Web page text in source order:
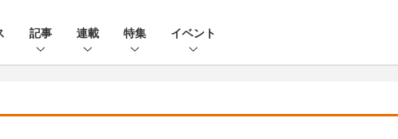
記事 連載 特集 イベント